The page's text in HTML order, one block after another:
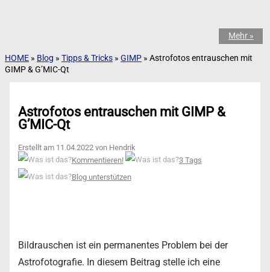
Mehr »
HOME » Blog » Tipps & Tricks » GIMP » Astrofotos entrauschen mit
GIMP & G’MIC-Qt
Astrofotos entrauschen mit GIMP &
G’MIC-Qt
Erstellt am 11.04.2022 von Hendrik
Kommentieren!
3 Tags
Blog unterstützen
Bildrauschen ist ein permanentes Problem bei der
Astrofotografie. In diesem Beitrag stelle ich eine